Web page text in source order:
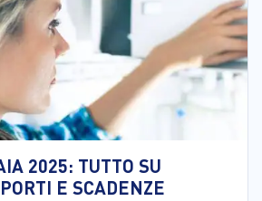
2025: TUTTO SU
E SCADENZE